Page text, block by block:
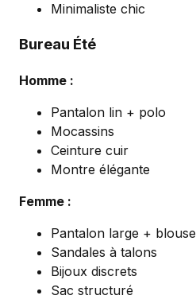
Minimaliste chic
Bureau Été
Homme :
Pantalon lin + polo
Mocassins
Ceinture cuir
Montre élégante
Femme :
Pantalon large + blouse
Sandales à talons
Bijoux discrets
Sac structuré